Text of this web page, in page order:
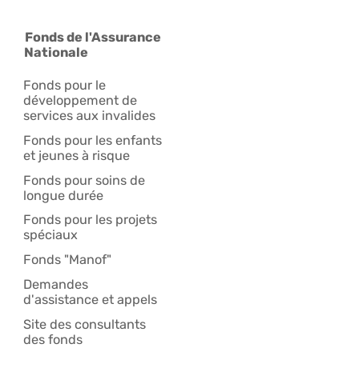
Fonds de l'Assurance
Nationale
Fonds pour le
développement de
services aux invalides
Fonds pour les enfants
et jeunes à risque
Fonds pour soins de
longue durée
Fonds pour les projets
spéciaux
Fonds "Manof"
Demandes
d'assistance et appels
Site des consultants
des fonds